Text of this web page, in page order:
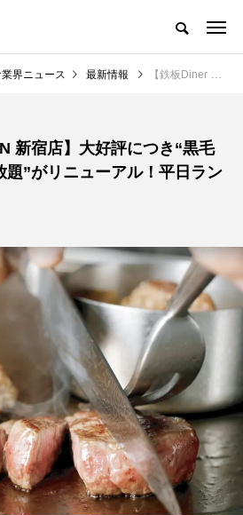
ースメディア
食店フ
｜これ
選
【hibana編集部注目！】飲食店
経営＆フードビジネス専用の商
品・サービス紹介｜2026年8月
2026.08.07
界ニュース 最新情報 【鉄板Diner JAKEN 新宿店】大好評につき“黒毛和牛ステーキ食べ放題”がリニューアル！平日ランチも開催決定
新宿店】大好評につき“黒毛
題”がリニューアル！平日ラン